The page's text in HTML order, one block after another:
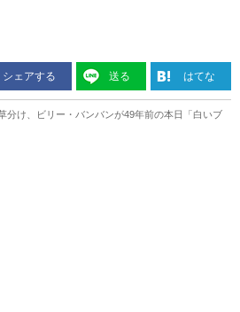
シェアする 送る はてな
分け、ビリー・バンバンが49年前の本日「白いブ